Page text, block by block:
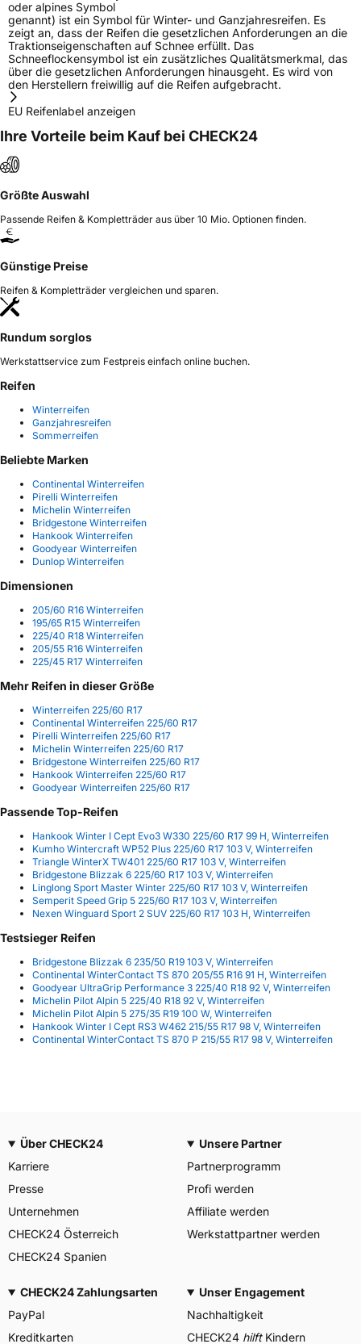
oder alpines Symbol
genannt) ist ein Symbol für Winter- und Ganzjahresreifen. Es
zeigt an, dass der Reifen die gesetzlichen Anforderungen an die
Traktionseigenschaften auf Schnee erfüllt. Das
Schneeflockensymbol ist ein zusätzliches Qualitätsmerkmal, das
über die gesetzlichen Anforderungen hinausgeht. Es wird von
den Herstellern freiwillig auf die Reifen aufgebracht.
EU Reifenlabel anzeigen
Ihre Vorteile beim Kauf bei CHECK24
Größte Auswahl
Passende Reifen & Kompletträder aus über 10 Mio. Optionen finden.
Günstige Preise
Reifen & Kompletträder vergleichen und sparen.
Rundum sorglos
Werkstattservice zum Festpreis einfach online buchen.
Reifen
Winterreifen
Ganzjahresreifen
Sommerreifen
Beliebte Marken
Continental Winterreifen
Pirelli Winterreifen
Michelin Winterreifen
Bridgestone Winterreifen
Hankook Winterreifen
Goodyear Winterreifen
Dunlop Winterreifen
Dimensionen
205/60 R16 Winterreifen
195/65 R15 Winterreifen
225/40 R18 Winterreifen
205/55 R16 Winterreifen
225/45 R17 Winterreifen
Mehr Reifen in dieser Größe
Winterreifen 225/60 R17
Continental Winterreifen 225/60 R17
Pirelli Winterreifen 225/60 R17
Michelin Winterreifen 225/60 R17
Bridgestone Winterreifen 225/60 R17
Hankook Winterreifen 225/60 R17
Goodyear Winterreifen 225/60 R17
Passende Top-Reifen
Hankook Winter I Cept Evo3 W330 225/60 R17 99 H, Winterreifen
Kumho Wintercraft WP52 Plus 225/60 R17 103 V, Winterreifen
Triangle WinterX TW401 225/60 R17 103 V, Winterreifen
Bridgestone Blizzak 6 225/60 R17 103 V, Winterreifen
Linglong Sport Master Winter 225/60 R17 103 V, Winterreifen
Semperit Speed Grip 5 225/60 R17 103 V, Winterreifen
Nexen Winguard Sport 2 SUV 225/60 R17 103 H, Winterreifen
Testsieger Reifen
Bridgestone Blizzak 6 235/50 R19 103 V, Winterreifen
Continental WinterContact TS 870 205/55 R16 91 H, Winterreifen
Goodyear UltraGrip Performance 3 225/40 R18 92 V, Winterreifen
Michelin Pilot Alpin 5 225/40 R18 92 V, Winterreifen
Michelin Pilot Alpin 5 275/35 R19 100 W, Winterreifen
Hankook Winter I Cept RS3 W462 215/55 R17 98 V, Winterreifen
Continental WinterContact TS 870 P 215/55 R17 98 V, Winterreifen
Über CHECK24
Karriere
Presse
Unternehmen
CHECK24 Österreich
CHECK24 Spanien
Unsere Partner
Partnerprogramm
Profi werden
Affiliate werden
Werkstattpartner werden
CHECK24 Zahlungsarten
PayPal
Kreditkarten
Unser Engagement
Nachhaltigkeit
CHECK24 hilftKindern